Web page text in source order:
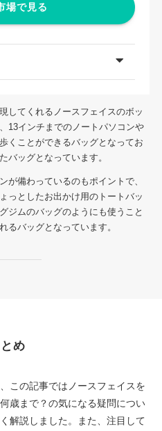
場で見る
してくれるノースフェイスのボッ
13インチまでのノートパソコンや
くことができるバッグとなってお
バッグとなっています。
が備わっているのもポイントで、
っとしたお出かけ用のトートバッ
ジムのバッグのようにも使うこと
るバッグとなっています。
とめ
この記事ではノースフェイスを
歳まで？の気になる疑問につい
解説しました。また、注目して